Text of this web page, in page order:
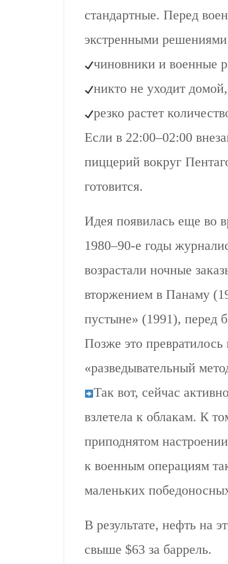
стандартные. Перед
экстренными
чиновники и военные
никто не уходит домой,
резко растет
Если в 22:00–02:00
пиццерий вокруг
готовится.
Идея появилась еще во
1980–90-е годы
возрастали ночные
вторжением в Панаму
пустыне» (1991), перед
Позже это
«разведывательный
Так вот, сейчас
взлетела к облакам. К
приподнятом
к военным операциям
маленьких
В результате, нефть на
свыше $63 за баррель.